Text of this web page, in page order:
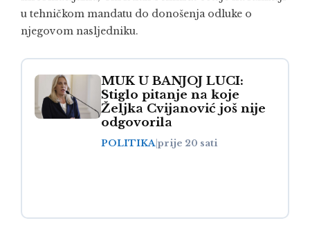
u tehničkom mandatu do donošenja odluke o
njegovom nasljedniku.
MUK U BANJOJ LUCI:
Stiglo pitanje na koje
Željka Cvijanović još nije
odgovorila
POLITIKAprije 20 sati